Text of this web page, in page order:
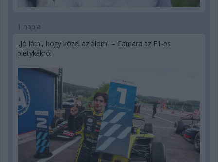
1 napja
„Jó látni, hogy közel az álom” – Camara az F1-es
pletykákról